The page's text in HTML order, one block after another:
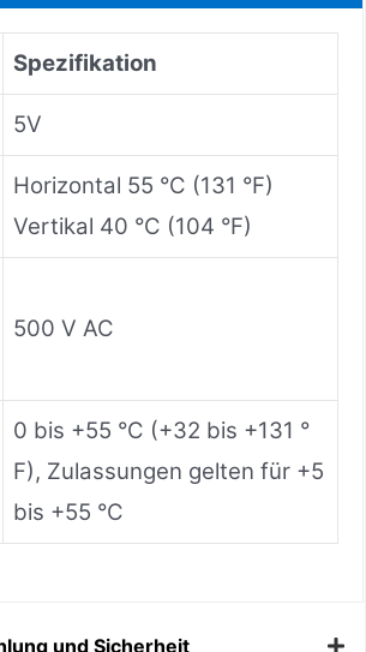
Spezifikation
5V
Horizontal 55 °C (131 °F)
Vertikal 40 °C (104 °F)
500 V AC
0 bis +55 °C (+32 bis +131 °
F), Zulassungen gelten für +5
bis +55 °C
und Sicherheit